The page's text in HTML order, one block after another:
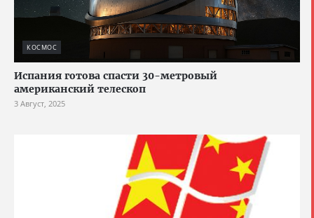
КОСМОС
Испания готова спасти 30-метровый
американский телескоп
3 Август, 2025